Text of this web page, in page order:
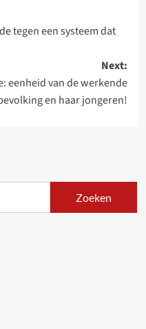
tegen een systeem dat
Next:
eenheid van de werkende
en haar jongeren!
Zoeken